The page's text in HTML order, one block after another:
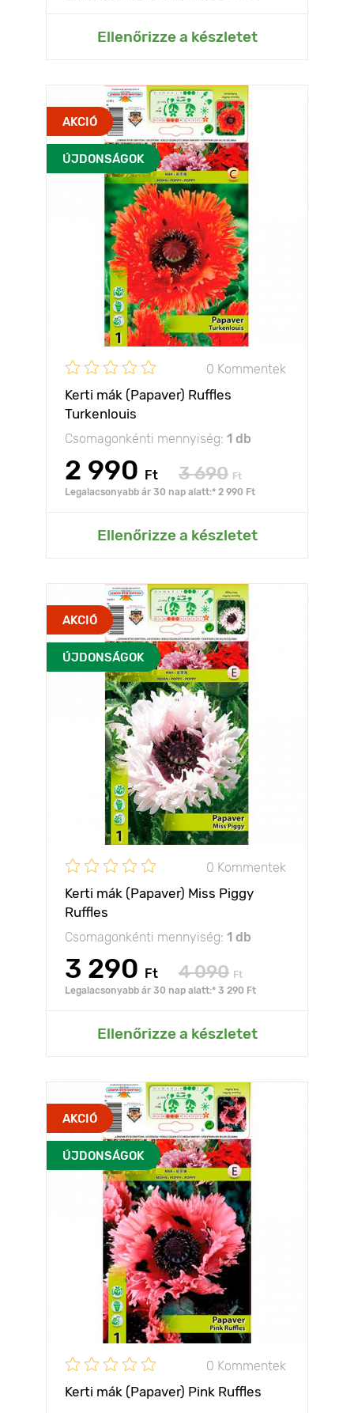
Ellenőrizze a készletet
AKCIÓ
ÚJDONSÁGOK
0 Kommentek
Kerti mák (Papaver) Ruffles
Turkenlouis
Csomagonkénti mennyiség: 1 db
2 990 Ft 3 690 Ft
Legalacsonyabb ár 30 nap alatt:* 2 990 Ft
Ellenőrizze a készletet
AKCIÓ
ÚJDONSÁGOK
0 Kommentek
Kerti mák (Papaver) Miss Piggy
Ruffles
Csomagonkénti mennyiség: 1 db
3 290 Ft 4 090 Ft
Legalacsonyabb ár 30 nap alatt:* 3 290 Ft
Ellenőrizze a készletet
AKCIÓ
ÚJDONSÁGOK
0 Kommentek
Kerti mák (Papaver) Pink Ruffles